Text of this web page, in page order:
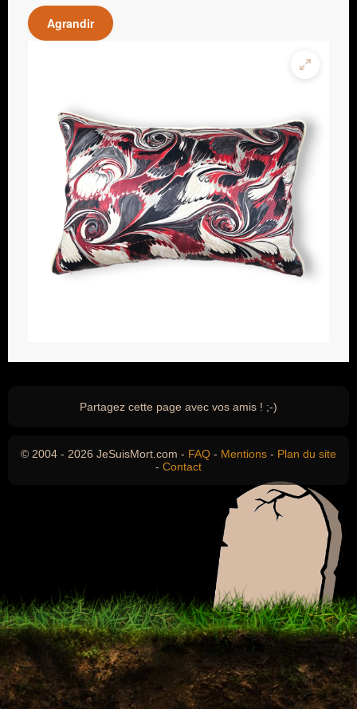
Agrandir
Partagez cette page avec vos amis ! ;-)
© 2004 - 2026 JeSuisMort.com - FAQ - Mentions - Plan du site
- Contact